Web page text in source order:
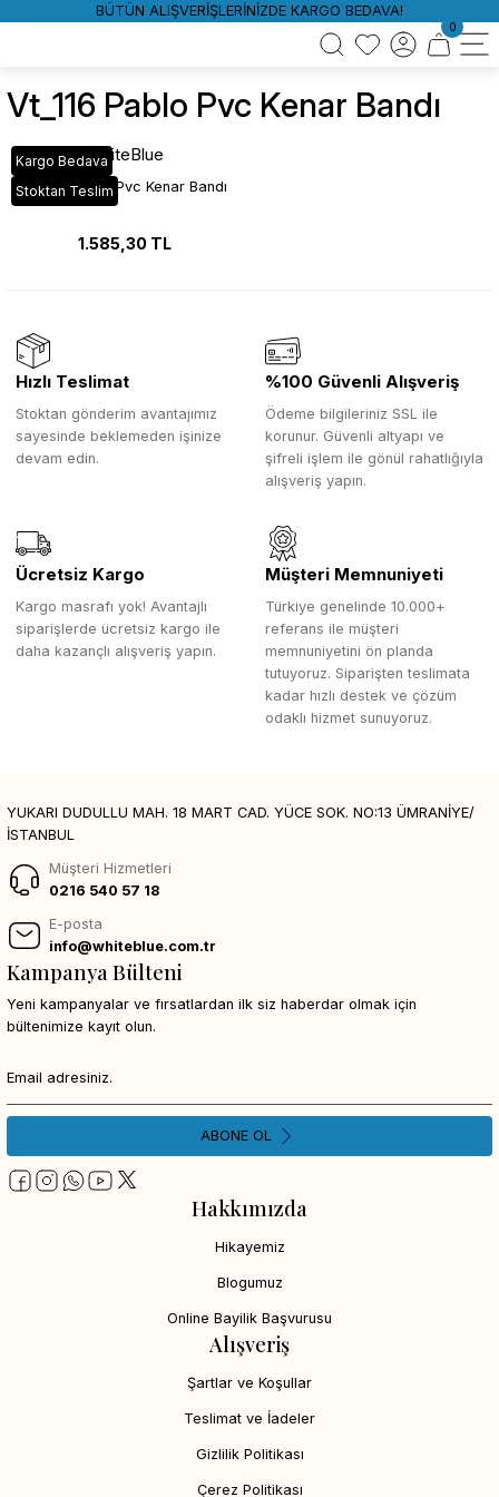
BÜTÜN ALIŞVERİŞLERİNİZDE KARGO BEDAVA!
0
Vt_116 Pablo Pvc Kenar Bandı
Kargo Bedava
Stoktan Teslim
WhiteBlue
VT_116 Pablo Pvc Kenar Bandı
1.585,30 TL
Hızlı Teslimat
Stoktan gönderim avantajımız
sayesinde beklemeden işinize
devam edin.
%100 Güvenli Alışveriş
Ödeme bilgileriniz SSL ile
korunur. Güvenli altyapı ve
şifreli işlem ile gönül rahatlığıyla
alışveriş yapın.
Ücretsiz Kargo
Kargo masrafı yok! Avantajlı
siparişlerde ücretsiz kargo ile
daha kazançlı alışveriş yapın.
Müşteri Memnuniyeti
Türkiye genelinde 10.000+
referans ile müşteri
memnuniyetini ön planda
tutuyoruz. Siparişten teslimata
kadar hızlı destek ve çözüm
odaklı hizmet sunuyoruz.
YUKARI DUDULLU MAH. 18 MART CAD. YÜCE SOK. NO:13 ÜMRANİYE/
İSTANBUL
Müşteri Hizmetleri
0216 540 57 18
E-posta
info@whiteblue.com.tr
Hakkımızda
Hikayemiz
Blogumuz
Online Bayilik Başvurusu
Alışveriş
Şartlar ve Koşullar
Teslimat ve İadeler
Gizlilik Politikası
Çerez Politikası
Kampanya Bülteni
Yeni kampanyalar ve fırsatlardan ilk siz haberdar olmak için
bültenimize kayıt olun.
ABONE OL